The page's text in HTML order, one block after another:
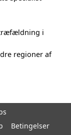
træfældning i
regioner af
Betingelser